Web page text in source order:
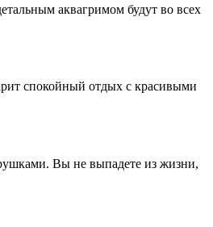
аквагримом будут во всех
спокойный отдых с красивыми
Вы не выпадете из жизни,